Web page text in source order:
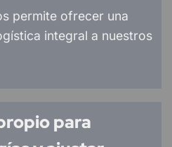
permite ofrecer una
integral a nuestros
para